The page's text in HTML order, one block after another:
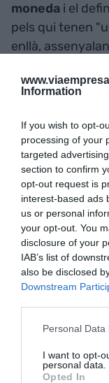
Information
If you wish to opt-
processing of your
targeted
section to confirm
opt-out request is
interest-based ads
us or personal
your opt-out. You
disclosure of your
IAB’s list of
also be disclosed
Downstream
Personal
I want to opt-
personal data.
Opted In
moneda i el
pels qui tenen
enllà,
"Hi ha una
d'extracció. Cal
desavantatge",
ha una manca
naturalesa i
"Tu ets l'únic
algú es cola al
hi ha un aval,
pèrdues i
elevat. I no és
robin, que
exemplifica
"L'oferta
més de 21